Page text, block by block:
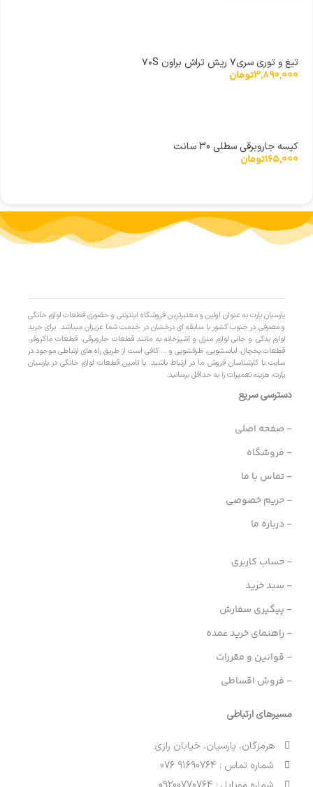
تیغ و توری سری۷ ریش تراش براون ۷۰S
3,890,000تومان
کیسه جاروبرقی سطلی 30 سانت
165,000تومان
پارسیان پارت به عنوان اولین و معتبرترین فروشگاه اینترنتی و حضوری قطعات لوازم خانگی
و مصرفی در جنوب کشور با سابقه ای درخشان در خدمت شما عزیزان میباشد. برای خرید
لوازم یدکی و جانی لوازم منزل و آشپزخانه به مانند قطعات جاروبرقی، قطعات ماکروفر،
قطعات یخچال، لباسشویی، ظرفشویی و … کافی است از طریق راه های ارتباطی موجود در
سایت با کارشناسان فروش ما در ارتباط باشید. با تامین قطعات لوازم خانگی در پارسیان
پارت، هزینه تعمیرات را به حداقل برسانید.
دسترسی سریع
- صفحه اصلی
- فروشگاه
- تماس با ما
- حریم خصوصی
- درباره ما
- حساب کاربری
- سبد خرید
- پیگیری سفارش
- راهنمای خرید عمده
- قوانین و مقررات
- فروش اقساطی
مسیرهای ارتباطی
هرمزگان، پارسیان، خیابان رازی
شماره تماس : 91690764 076